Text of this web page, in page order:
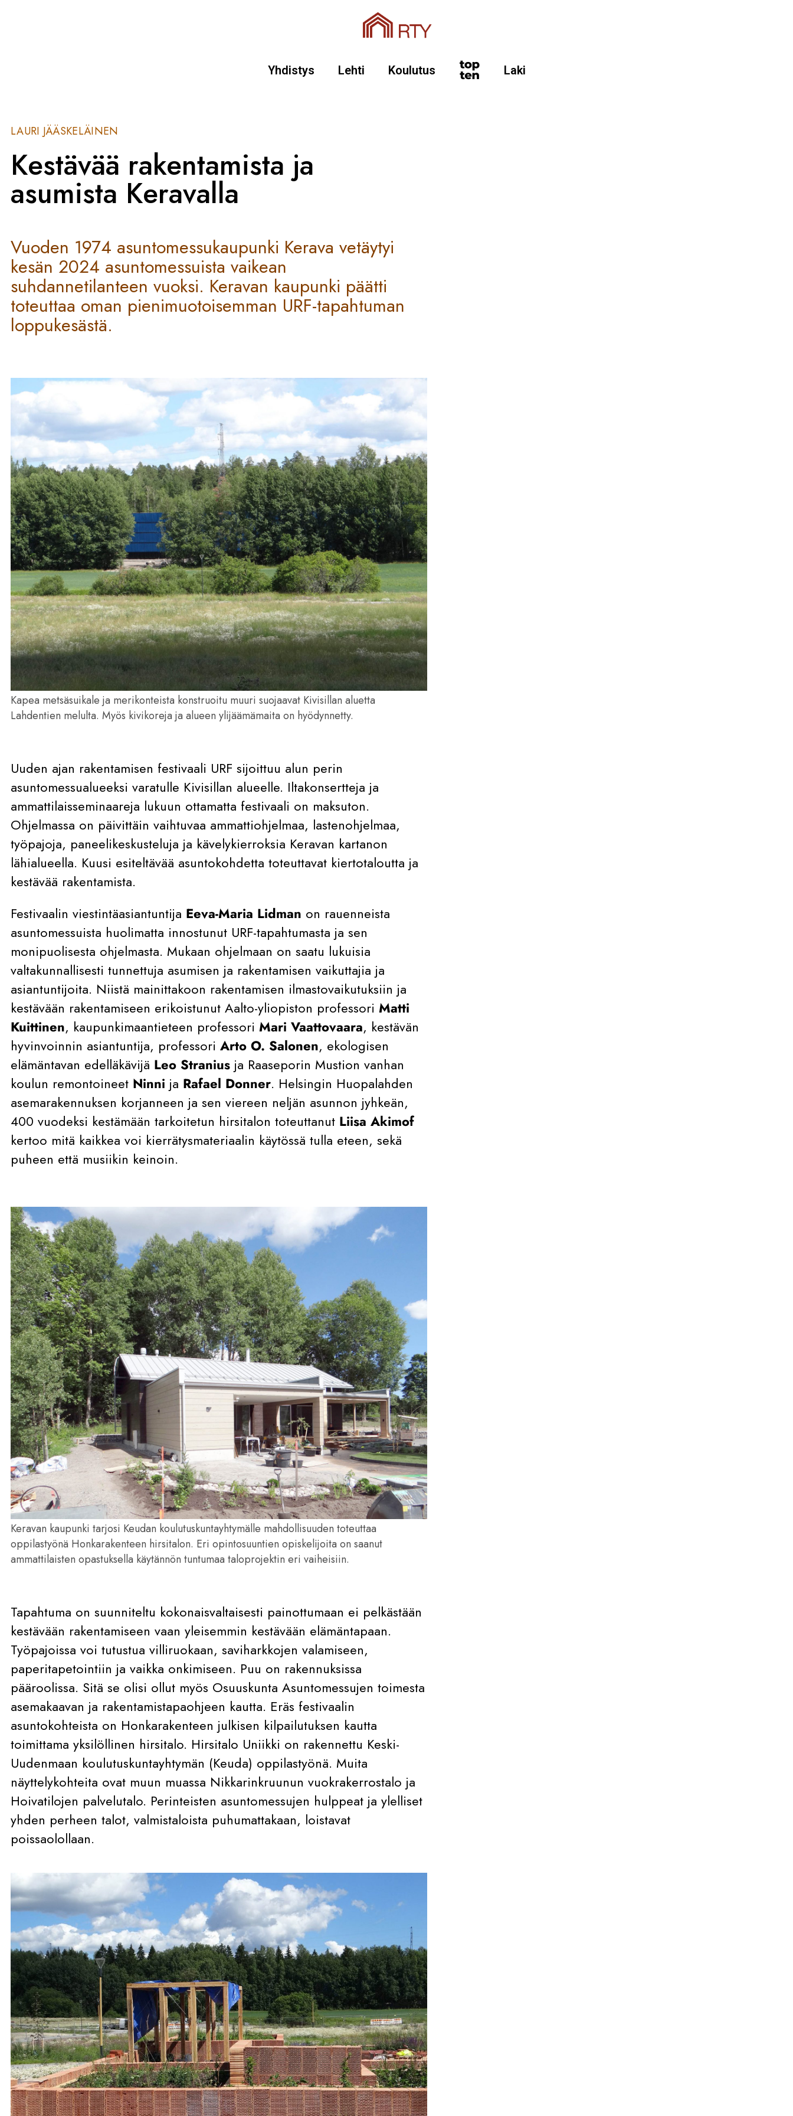
Yhdistys Lehti Koulutus Laki
LAURI JÄÄSKELÄINEN
Kestävää rakentamista ja
asumista Keravalla
Vuoden 1974 asuntomessukaupunki Kerava vetäytyi
kesän 2024 asuntomessuista vaikean
suhdannetilanteen vuoksi. Keravan kaupunki päätti
toteuttaa oman pienimuotoisemman URF-tapahtuman
loppukesästä.
Kapea metsäsuikale ja merikonteista konstruoitu muuri suojaavat Kivisillan aluetta
Lahdentien melulta. Myös kivikoreja ja alueen ylijäämämaita on hyödynnetty.
Uuden ajan rakentamisen festivaali URF sijoittuu alun perin
asuntomessualueeksi varatulle Kivisillan alueelle. Iltakonsertteja ja
ammattilaisseminaareja lukuun ottamatta festivaali on maksuton.
Ohjelmassa on päivittäin vaihtuvaa ammattiohjelmaa, lastenohjelmaa,
työpajoja, paneelikeskusteluja ja kävelykierroksia Keravan kartanon
lähialueella. Kuusi esiteltävää asuntokohdetta toteuttavat kiertotaloutta ja
kestävää rakentamista.
Festivaalin viestintäasiantuntija Eeva-Maria Lidman on rauenneista
asuntomessuista huolimatta innostunut URF-tapahtumasta ja sen
monipuolisesta ohjelmasta. Mukaan ohjelmaan on saatu lukuisia
valtakunnallisesti tunnettuja asumisen ja rakentamisen vaikuttajia ja
asiantuntijoita. Niistä mainittakoon rakentamisen ilmastovaikutuksiin ja
kestävään rakentamiseen erikoistunut Aalto-yliopiston professori Matti
Kuittinen, kaupunkimaantieteen professori Mari Vaattovaara, kestävän
hyvinvoinnin asiantuntija, professori Arto O. Salonen, ekologisen
elämäntavan edelläkävijä Leo Stranius ja Raaseporin Mustion vanhan
koulun remontoineet Ninni ja Rafael Donner. Helsingin Huopalahden
asemarakennuksen korjanneen ja sen viereen neljän asunnon jyhkeän,
400 vuodeksi kestämään tarkoitetun hirsitalon toteuttanut Liisa Akimof
kertoo mitä kaikkea voi kierrätysmateriaalin käytössä tulla eteen, sekä
puheen että musiikin keinoin.
Keravan kaupunki tarjosi Keudan koulutuskuntayhtymälle mahdollisuuden toteuttaa
oppilastyönä Honkarakenteen hirsitalon. Eri opintosuuntien opiskelijoita on saanut
ammattilaisten opastuksella käytännön tuntumaa taloprojektin eri vaiheisiin.
Tapahtuma on suunniteltu kokonaisvaltaisesti painottumaan ei pelkästään
kestävään rakentamiseen vaan yleisemmin kestävään elämäntapaan.
Työpajoissa voi tutustua villiruokaan, saviharkkojen valamiseen,
paperitapetointiin ja vaikka onkimiseen. Puu on rakennuksissa
pääroolissa. Sitä se olisi ollut myös Osuuskunta Asuntomessujen toimesta
asemakaavan ja rakentamistapaohjeen kautta. Eräs festivaalin
asuntokohteista on Honkarakenteen julkisen kilpailutuksen kautta
toimittama yksilöllinen hirsitalo. Hirsitalo Uniikki on rakennettu Keski-
Uudenmaan koulutuskuntayhtymän (Keuda) oppilastyönä. Muita
näyttelykohteita ovat muun muassa Nikkarinkruunun vuokrakerrostalo ja
Hoivatilojen palvelutalo. Perinteisten asuntomessujen hulppeat ja ylelliset
yhden perheen talot, valmistaloista puhumattakaan, loistavat
poissaolollaan.